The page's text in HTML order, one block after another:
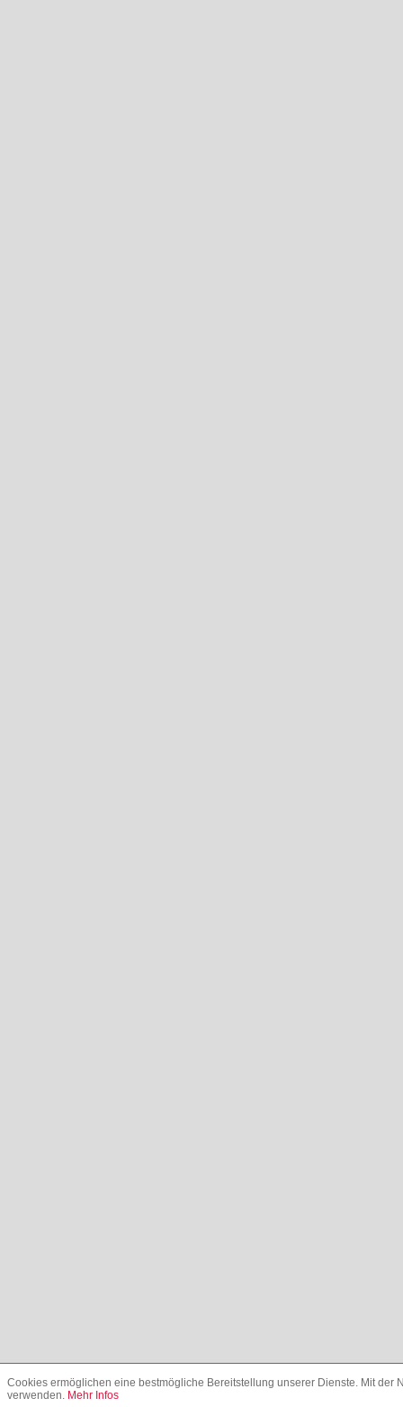
Cookies ermöglichen eine bestmögliche Bereitstellung unserer Dienste. Mit
verwenden. Mehr Infos